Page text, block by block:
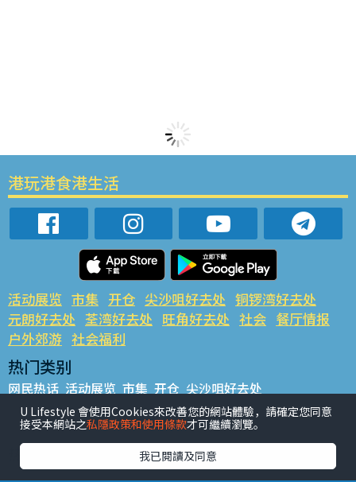
港玩港食港生活
活动展览 市集 开仓 尖沙咀好去处 铜锣湾好去处
元朗好去处 荃湾好去处 旺角好去处 社会 餐厅情报
户外郊游 社会福利
热门类别
网民热话 活动展览 市集 开仓 尖沙咀好去处
铜锣湾好去处 元朗好去处 荃湾好去处 旺角好去处 社会
餐厅情报 户外郊游
热门标签
#UGO揾好去处 #人气活动推介 #美食社群热话
U Lifestyle 會使用Cookies來改善您的網站體驗，請確定您同意
接受本網站之私隱政策和使用條款才可繼續瀏覽。
我已閱讀及同意